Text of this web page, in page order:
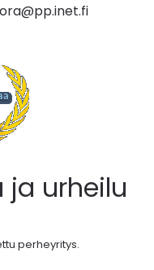
ja urheilu
perheyritys.